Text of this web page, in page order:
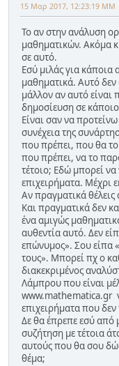
15 Μαρ 2017, 12:23:19 ΜΜ
Το αν στην ανάλυση
μαθηματικών. Ακόμα
σε αυτό.
Εσύ μιλάς για κάποια
μαθηματικά. Αυτό
μάλλον αν αυτό είναι
δημοσίευση σε
Είναι σαν να
συνέχεια της
που πρέπει, που θα
που πρέπει, να το
τέτοιο; Εδώ μπορεί να
επιχειρήματα. Μέχρι
Αν πραγματικά
Και πραγματικά δεν
ένα αμιγώς
αυθεντία αυτό. Δεν
επώνυμος». Σου είπα
τους». Μπορεί πχ ο
διακεκριμένος
Λάμπρου που είναι
www.mathematica.gr
επιχειρήματα που δεν
Δε θα έπρεπε εσύ από
συζήτηση με τέτοια
αυτούς που θα σου
θέμα;